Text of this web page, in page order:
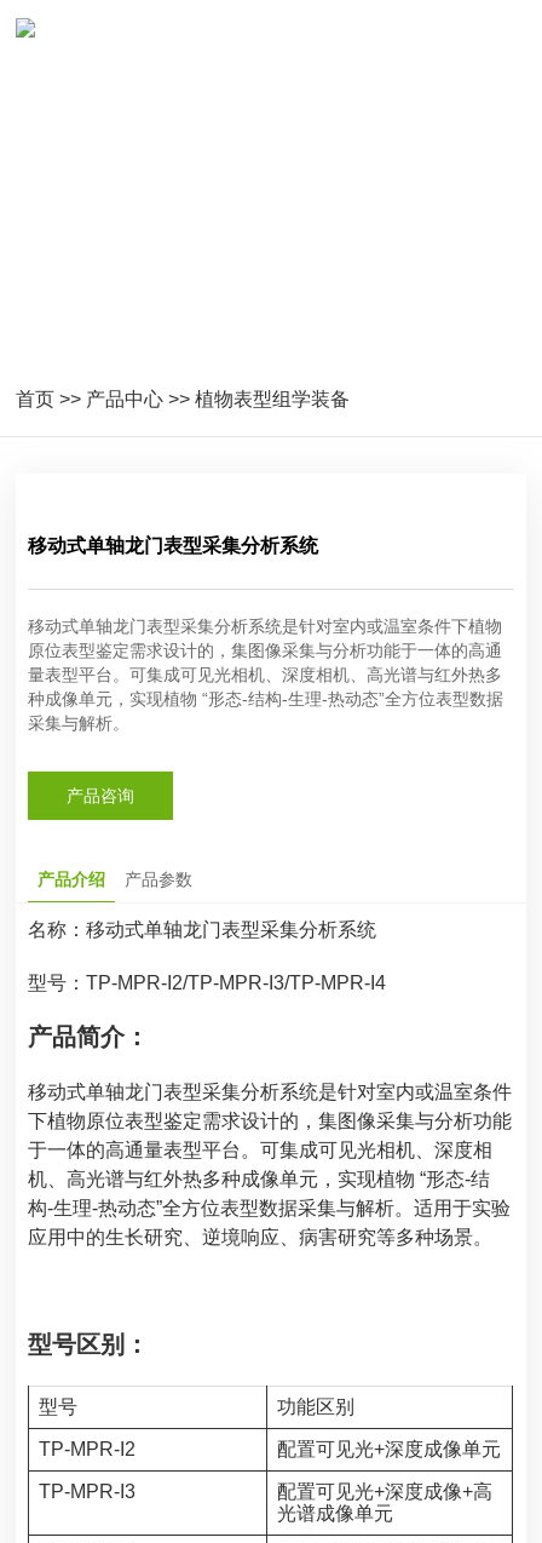
首页 >> 产品中心 >>植物表型组学装备
移动式单轴龙门表型采集分析系统
移动式单轴龙门表型采集分析系统是针对室内或温室条件下植物
原位表型鉴定需求设计的，集图像采集与分析功能于一体的高通
量表型平台。可集成可见光相机、深度相机、高光谱与红外热多
种成像单元，实现植物 “形态-结构-生理-热动态”全方位表型数据
采集与解析。
产品咨询
产品介绍 产品参数
名称：移动式单轴龙门表型采集分析系统
型号：TP-MPR-I2/TP-MPR-I3/TP-MPR-I4
产品简介：
移动式单轴龙门表型采集分析系统是针对室内或温室条件
下植物原位表型鉴定需求设计的，集图像采集与分析功能
于一体的高通量表型平台。可集成可见光相机、深度相
机、高光谱与红外热多种成像单元，实现植物 “形态-结
构-生理-热动态”全方位表型数据采集与解析。适用于实验
应用中的生长研究、逆境响应、病害研究等多种场景。
型号区别：
型号 功能区别
TP-MPR-I2 配置可见光+深度成像单元
TP-MPR-I3
配置可见光+深度成像+高
光谱成像单元